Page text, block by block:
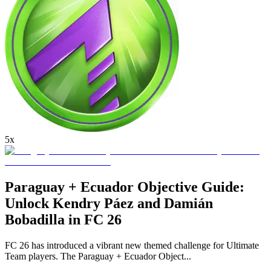
5x
Paraguay + Ecuador Objective Guide:
Unlock Kendry Páez and Damián
Bobadilla in FC 26
FC 26 has introduced a vibrant new themed challenge for Ultimate
Team players. The Paraguay + Ecuador Object...